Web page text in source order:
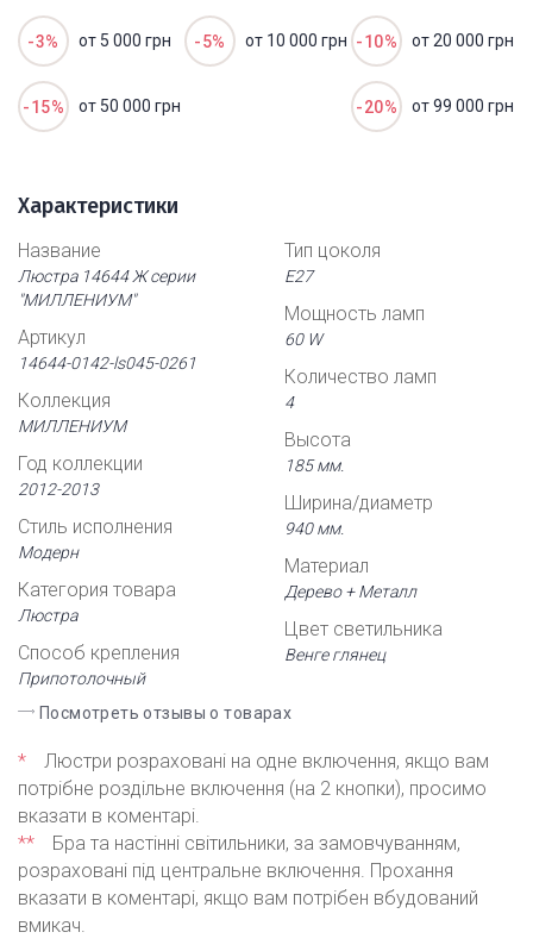
-3% от 5 000 грн -5% от 10 000 грн -10% от 20 000 грн
-15% от 50 000 грн -20% от 99 000 грн
Характеристики
Название
Люстра 14644 Ж серии
"МИЛЛЕНИУМ"
Артикул
14644-0142-ls045-0261
Коллекция
МИЛЛЕНИУМ
Год коллекции
2012-2013
Стиль исполнения
Модерн
Категория товара
Люстра
Способ крепления
Припотолочный
Тип цоколя
Е27
Мощность ламп
60 W
Количество ламп
4
Высота
185 мм.
Ширина/диаметр
940 мм.
Материал
Дерево + Металл
Цвет светильника
Венге глянец
Посмотреть отзывы о товарах
*
Люстри розраховані на одне включення, якщо вам
потрібне роздільне включення (на 2 кнопки), просимо
вказати в коментарі.
**
Бра та настінні світильники, за замовчуванням,
розраховані під центральне включення. Прохання
вказати в коментарі, якщо вам потрібен вбудований
вмикач.